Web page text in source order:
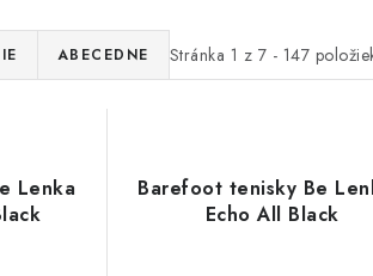
Stránka 1 z 7 - 147
ABECEDNE
Lenka
Barefoot tenisky Be
Echo All Black